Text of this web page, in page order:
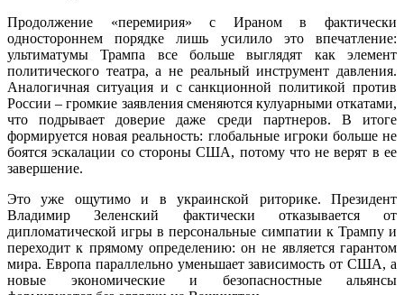
Продолжение «перемирия» с Ираном в фактически
одностороннем порядке лишь усилило это впечатление:
ультиматумы Трампа все больше выглядят как элемент
политического театра, а не реальный инструмент давления.
Аналогичная ситуация и с санкционной политикой против
России – громкие заявления сменяются кулуарными откатами,
что подрывает доверие даже среди партнеров. В итоге
формируется новая реальность: глобальные игроки больше не
боятся эскалации со стороны США, потому что не верят в ее
завершение.
Это уже ощутимо и в украинской риторике. Президент
Владимир Зеленский фактически отказывается от
дипломатической игры в персональные симпатии к Трампу и
переходит к прямому определению: он не является гарантом
мира. Европа параллельно уменьшает зависимость от США, а
новые экономические и безопасностные альянсы